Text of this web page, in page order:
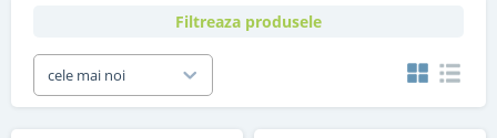
Filtreaza produsele
cele mai noi